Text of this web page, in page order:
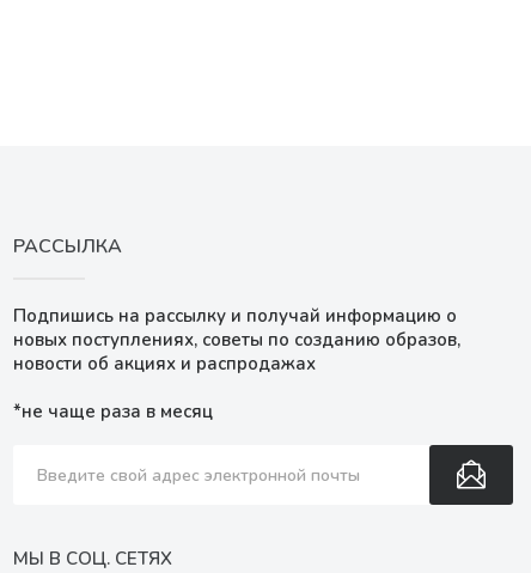
РАССЫЛКА
Подпишись на рассылку и получай информацию о
новых поступлениях, советы по созданию образов,
новости об акциях и распродажах
*не чаще раза в месяц
МЫ В СОЦ. СЕТЯХ